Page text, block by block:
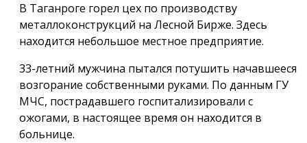
В Таганроге горел цех по производству
металлоконструкций на Лесной Бирже. Здесь
находится небольшое местное предприятие.
33-летний мужчина пытался потушить начавшееся
возгорание собственными руками. По данным ГУ
МЧС, пострадавшего госпитализировали с
ожогами, в настоящее время он находится в
больнице.